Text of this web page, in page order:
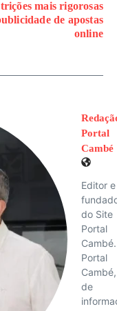
mais rigorosas
de apostas
online
Portal
Cambé
Editor e
do Site
Portal
Cambé.
Portal
de